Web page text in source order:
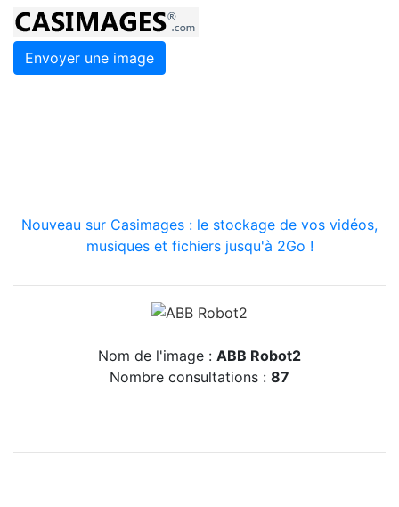
Envoyer une image
Nouveau sur Casimages : le stockage de vos vidéos,
musiques et fichiers jusqu'à 2Go !
Nom de l'image : ABB Robot2
Nombre consultations : 87